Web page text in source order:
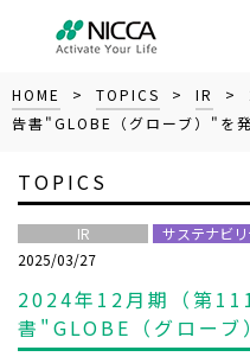
HOME > TOPICS > IR
>
告書"GLOBE（グローブ）"を
TOPICS
IR サステナビリ
2025/03/27
2024年12月期（第
書"GLOBE（グロー